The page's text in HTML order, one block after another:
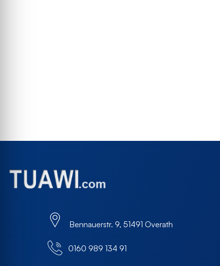
Bennauerstr. 9, 51491 Overath
0160 989 134 91